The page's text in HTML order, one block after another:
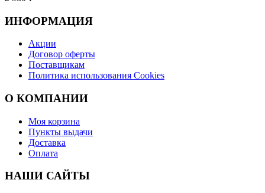
ИНФОРМАЦИЯ
Акции
Договор оферты
Поставщикам
Политика использования Cookies
O КОМПАНИИ
Моя корзина
Пункты выдачи
Доставка
Оплата
НАШИ САЙТЫ